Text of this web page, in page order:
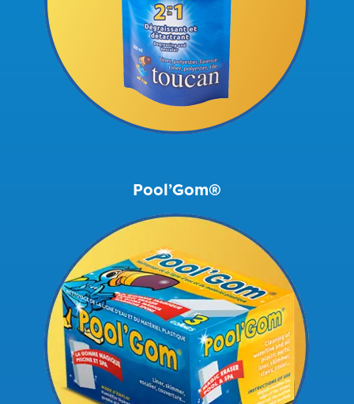
Pool’Gom®